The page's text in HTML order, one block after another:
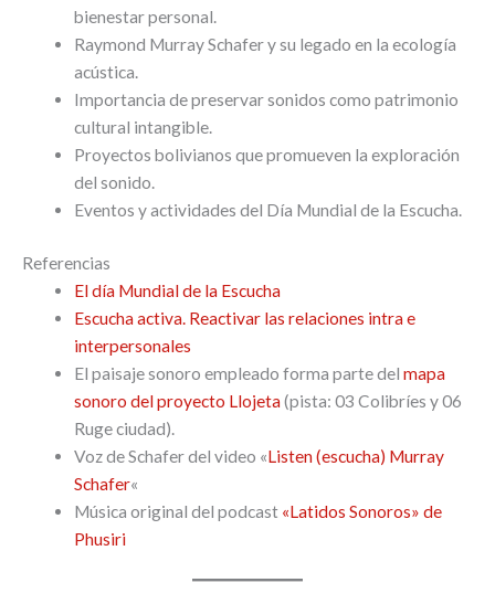
bienestar personal.
Raymond Murray Schafer y su legado en la ecología
acústica.
Importancia de preservar sonidos como patrimonio
cultural intangible.
Proyectos bolivianos que promueven la exploración
del sonido.
Eventos y actividades del Día Mundial de la Escucha.
Referencias
El día Mundial de la Escucha
Escucha activa. Reactivar las relaciones intra e
interpersonales
El paisaje sonoro empleado forma parte del mapa
sonoro del proyecto Llojeta(pista: 03 Colibríes y 06
Ruge ciudad).
Voz de Schafer del video «Listen (escucha) Murray
Schafer«
Música original del podcast «Latidos Sonoros» de
Phusiri